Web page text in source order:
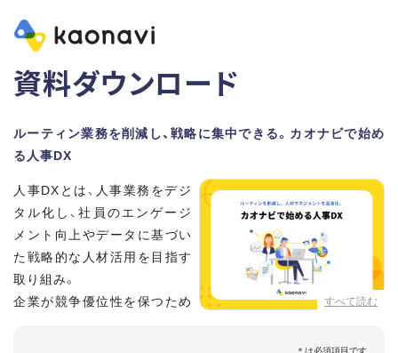
資料ダウンロード
ルーティン業務を削減し、戦略に集中できる。カオナビで始め
る人事DX
すべて読む
人事DXとは、人事業務をデジ
タル化し、社員のエンゲージ
メント向上やデータに基づい
た戦略的な人材活用を目指す
取り組み。
企業が競争優位性を保つため